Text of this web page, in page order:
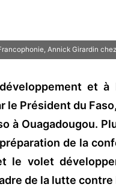
Annick Girardin
et à
le Président du
à Ouagadougou.
de la
le volet
de la lutte contre